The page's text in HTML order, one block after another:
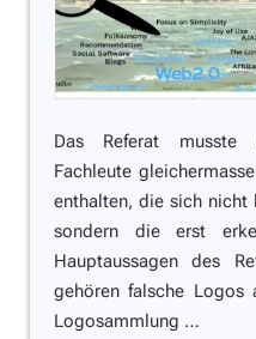
Das Referat musste
Fachleute
enthalten, die sich nicht
sondern die erst
Hauptaussagen des
gehören falsche Logos
Logosammlung …